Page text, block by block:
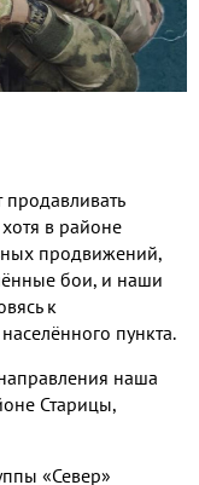
в районе
продвижений,
бои, и наши
к
пункта.
наша
Старицы,
«Север»